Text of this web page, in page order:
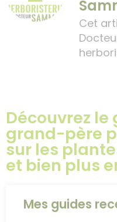
Cet
Découvrez
grand-père
sur les
et bien plus
Mes guides